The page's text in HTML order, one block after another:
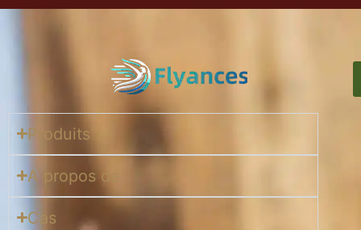
Produits
A propos de
Cas